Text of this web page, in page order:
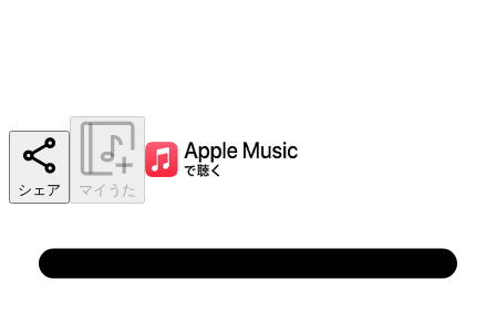
シェア マイうた